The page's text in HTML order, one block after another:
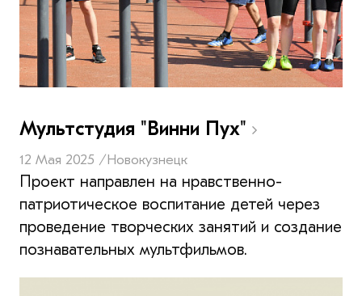
Мультстудия "Винни Пух"
12 Мая 2025 /Новокузнецк
Проект направлен на нравственно-
патриотическое воспитание детей через
проведение творческих занятий и создание
познавательных мультфильмов.